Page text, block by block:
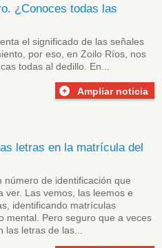
¿Conoces todas las
el significado de lasseñales
por eso, en Zoilo Ríos, nos
todas al dedillo. En...
Ampliar noticia
letras en la matrícula del
número de identificación que
ver. Las vemos, las leemos e
identificando matrículas
mental. Pero seguro que a veces
letras de las...